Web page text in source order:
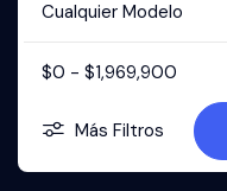
Cualquier Modelo
$0 - $1,969,900
Más Filtros